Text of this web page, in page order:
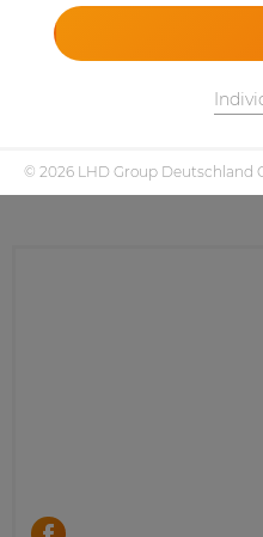
© 2026 LHD Group Deutschland